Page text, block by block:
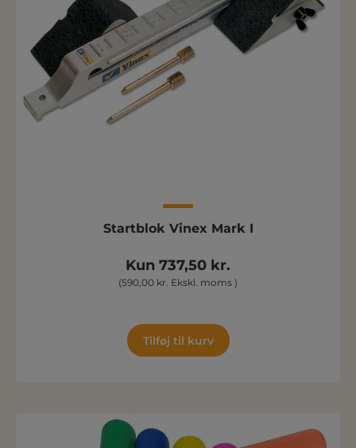
Startblok Vinex Mark I
Kun 737,50 kr.
(590,00 kr. Ekskl. moms )
Tilføj til kurv